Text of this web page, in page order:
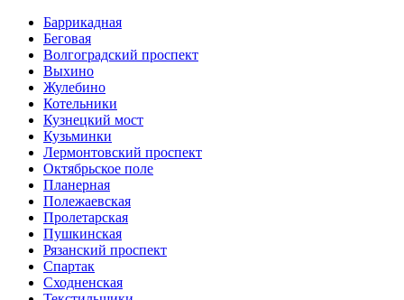
Баррикадная
Беговая
Волгоградский проспект
Выхино
Жулебино
Котельники
Кузнецкий мост
Кузьминки
Лермонтовский проспект
Октябрьское поле
Планерная
Полежаевская
Пролетарская
Пушкинская
Рязанский проспект
Спартак
Сходненская